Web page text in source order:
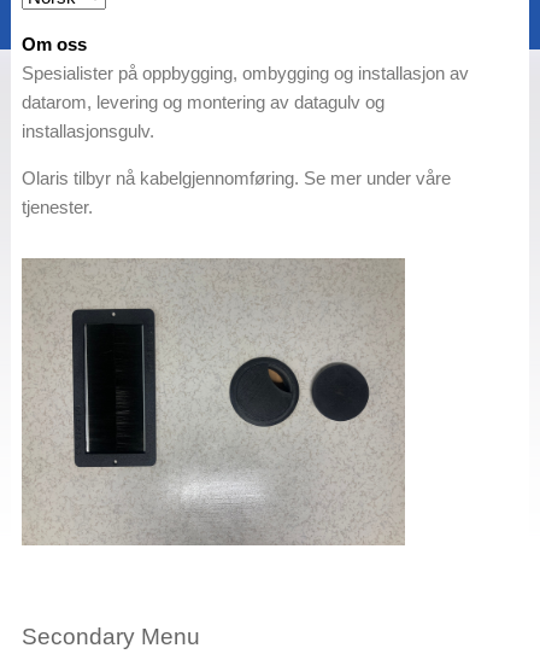
Om oss
Spesialister på oppbygging, ombygging og installasjon av
datarom, levering og montering av datagulv og
installasjonsgulv.
Olaris tilbyr nå kabelgjennomføring. Se mer under våre
tjenester.
Secondary Menu